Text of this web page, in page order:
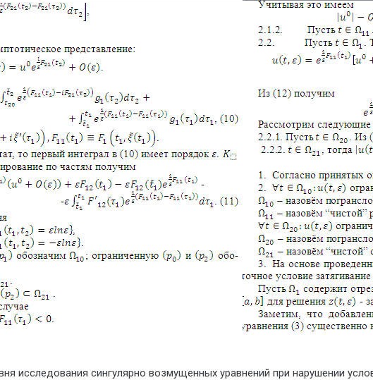
исследования сингулярно возмущенных уравнений при нарушении